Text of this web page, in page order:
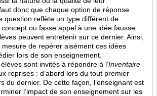
donc que chaque option de réponse
question reflète un type différent de
ou fasse appel à une idée fausse
peuvent entretenir sur ce dernier. Ainsi,
mesure de repérer aisément ces idées
lors de son enseignement.
sont invités à répondre à l’Inventaire
reprises : d’abord lors du tout premier
du dernier. De cette façon, l’enseignant est
l’impact de son enseignement sur les